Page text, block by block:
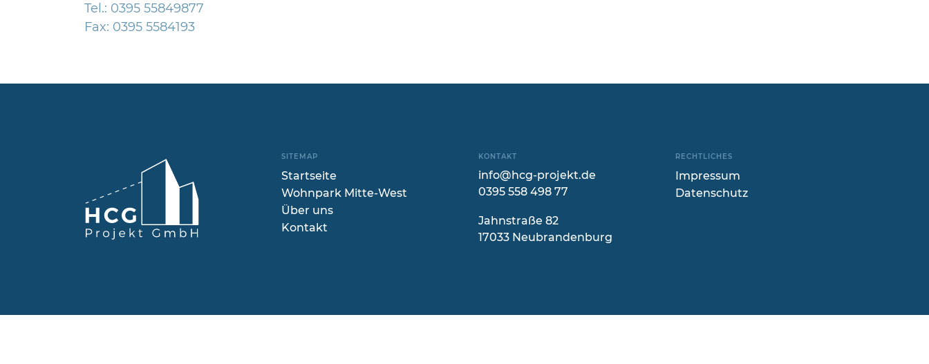
Tel.: 0395 55849877
Fax: 0395 5584193
SITEMAP
Startseite
Wohnpark Mitte-West
Über uns
Kontakt
KONTAKT
info@hcg-projekt.de
0395 558 498 77
Jahnstraße 82
17033 Neubrandenburg
RECHTLICHES
Impressum
Datenschutz